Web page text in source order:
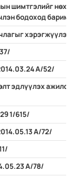
шимтгэлийг нөхөн
бодоход
хэрэгжүүлэх
А/52/
эдлүүлэх
1/615/
А/72/
А/78/